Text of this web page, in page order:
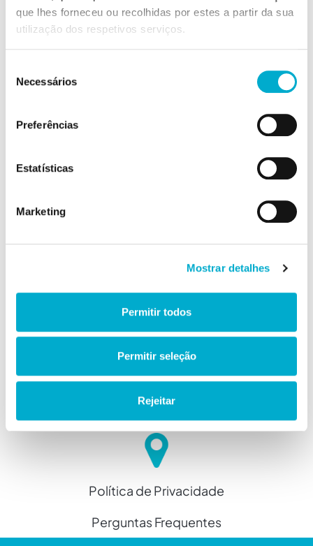
que lhes forneceu ou recolhidas por estes a partir da sua
utilização dos respetivos serviços.
Necessários
Preferências
Estatísticas
Marketing
Mostrar detalhes
Permitir todos
Permitir seleção
Rejeitar
contacto consigo assim que surgir uma
oportunidade que corresponda ao seu perfil
Política de Privacidade
Perguntas Frequentes